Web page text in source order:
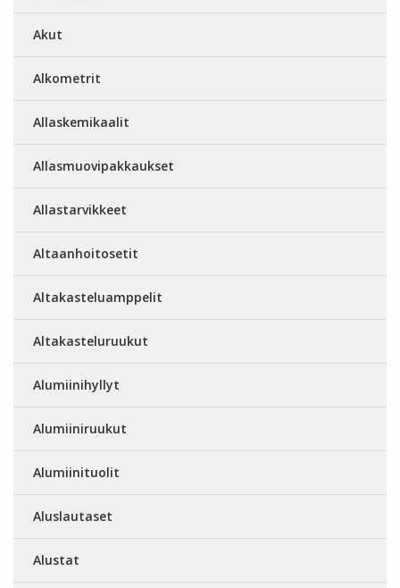
Akut
Alkometrit
Allaskemikaalit
Allasmuovipakkaukset
Allastarvikkeet
Altaanhoitosetit
Altakasteluamppelit
Altakasteluruukut
Alumiinihyllyt
Alumiiniruukut
Alumiinituolit
Aluslautaset
Alustat